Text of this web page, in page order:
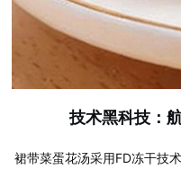
技术黑科技：
裙带菜蛋花汤采用FD冻干技